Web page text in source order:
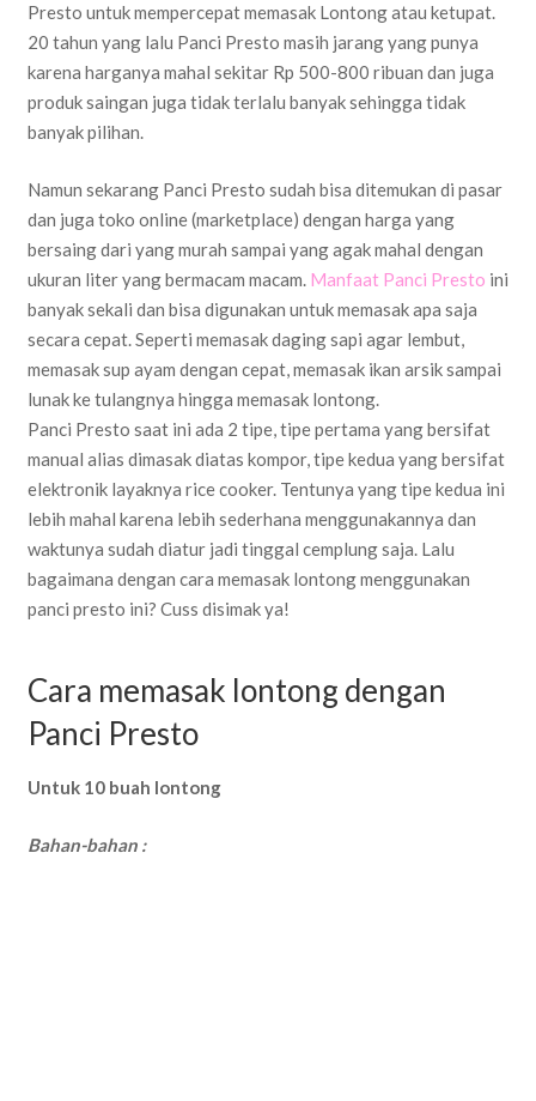
Presto untuk mempercepat memasak Lontong atau ketupat.
20 tahun yang lalu Panci Presto masih jarang yang punya
karena harganya mahal sekitar Rp 500-800 ribuan dan juga
produk saingan juga tidak terlalu banyak sehingga tidak
banyak pilihan.
Namun sekarang Panci Presto sudah bisa ditemukan di pasar
dan juga toko online (marketplace) dengan harga yang
bersaing dari yang murah sampai yang agak mahal dengan
ukuran liter yang bermacam macam. Manfaat Panci Presto ini
banyak sekali dan bisa digunakan untuk memasak apa saja
secara cepat. Seperti memasak daging sapi agar lembut,
memasak sup ayam dengan cepat, memasak ikan arsik sampai
lunak ke tulangnya hingga memasak lontong.
Panci Presto saat ini ada 2 tipe, tipe pertama yang bersifat
manual alias dimasak diatas kompor, tipe kedua yang bersifat
elektronik layaknya rice cooker. Tentunya yang tipe kedua ini
lebih mahal karena lebih sederhana menggunakannya dan
waktunya sudah diatur jadi tinggal cemplung saja. Lalu
bagaimana dengan cara memasak lontong menggunakan
panci presto ini? Cuss disimak ya!
Cara memasak lontong dengan
Panci Presto
Untuk 10 buah lontong
Bahan-bahan :